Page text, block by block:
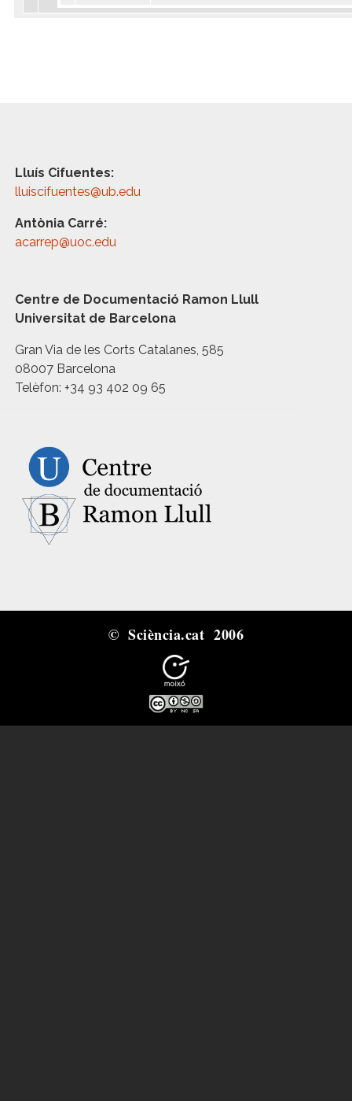
Lluís Cifuentes:
lluiscifuentes@ub.edu
Antònia Carré:
acarrep@uoc.edu
Centre de Documentació Ramon Llull
Universitat de Barcelona
Gran Via de les Corts Catalanes, 585
08007 Barcelona
Telèfon: +34 93 402 09 65
© Sciència.cat 2006